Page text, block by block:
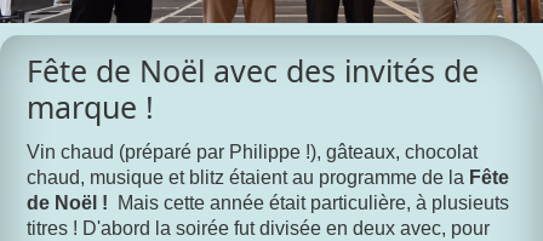
Fête de Noël avec des invités de
marque !
Vin chaud (préparé par Philippe !), gâteaux, chocolat
chaud, musique et blitz étaient au programme de la Fête
de Noël ! Mais cette année était particulière, à plusieuts
titres ! D'abord la soirée fut divisée en deux avec, pour